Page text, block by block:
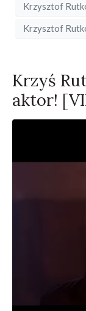
Krzysztof
Krzysztof
Krzyś
aktor!